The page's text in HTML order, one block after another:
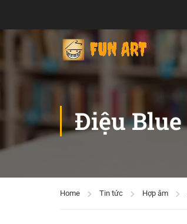
Điệu Blue
Home Tin tức Hợp âm